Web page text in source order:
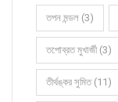
তপন মন্ডল (3)
তপোব্রত মুখার্জী (3)
তীর্থঙ্কর সুমিত (11)